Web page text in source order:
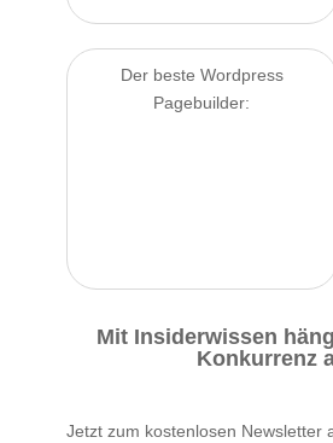
Der beste Wordpress
Pagebuilder:
Mit Insiderwissen
Konkurrenz
Jetzt zum kostenlosen Newsletter